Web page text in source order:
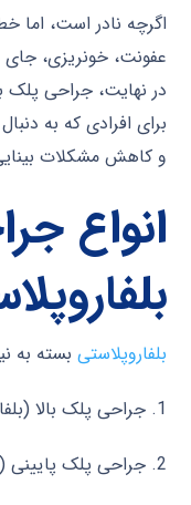
اگرچه نادر است،
عفونت، خونریزی، جای
در نهایت، جراحی پلک
برای افرادی که به
و کاهش مشکلات
انواع
بلفاروپلاستی بسته به
1. جراحی پلک بالا (بلفاروپلاستی پلک بالا)
2. جراحی پلک پایینی (بلفاروپلاستی پلک پایینی)